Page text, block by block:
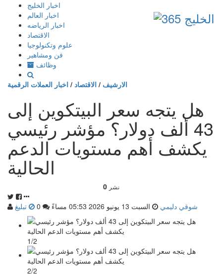
إذهب
المحتوى
اخبار الخليج
اخبار العالم
اخبار الرياضه
الاقتصاد
علوم وتكنولوجيا
فن ومشاهير
وظائف
الارشيف / الاقتصاد / اخبار العملات الرقمية
هل يتجه سعر البيتكوين إلى
43 ألف دولار؟ مؤشر رئيسي
يكشف أهم مستويات الدعم
الحالية
0 نشر
شوقي دليمي السبت 13 يونيو 2026 05:53 مساءً تبليغ
1/2
2/2